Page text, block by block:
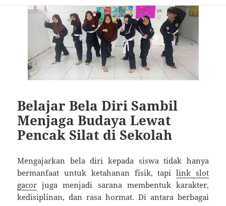
Belajar Bela Diri Sambil
Menjaga Budaya Lewat
Pencak Silat di Sekolah
Mengajarkan bela diri kepada siswa tidak hanya
bermanfaat untuk ketahanan fisik, tapi link slot
gacor juga menjadi sarana membentuk karakter,
kedisiplinan, dan rasa hormat. Di antara berbagai